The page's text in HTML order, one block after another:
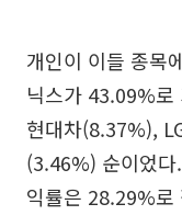
개인이 이들 종목
닉스가 43.09%
현대차(8.37%),
(3.46%) 순이었
익률은 28.29%로